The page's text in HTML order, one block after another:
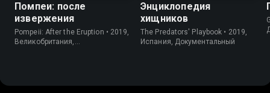
Помпеи: после
извержения
Pompeii: After the Eruption • 2019,
Великобритания,
Энциклопедия
хищников
The Predators' Playbook • 2019,
Испания, Документальный